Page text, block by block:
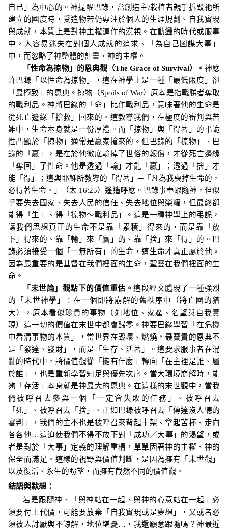
自己」為中心的。神提醒巴錄，當創造主/栽植者親手拆毀祂所
建立的國度時，受造物若仍專注於個人的生涯規劃、自我實現
與成就，本質上是對神主權運作的漠視。在動盪的時代或服事
中，人容易迷失在對個人成就的追求、「為自己圖謀大事」
中，而忽略了神整體的計畫、神的主權 。
「性命為掠物」的恩典觀（The Grace of Survival）。 神應
許巴錄「以性命為掠物」，這在神學上是一種「 最低限度 」卻
「最極致」 的恩典。 掠物（Spoils of War）原本是指戰勝者奪取
的戰利品。神將巴錄的「命」比作戰利品，意味著他的生命是
從死亡邊緣「搶救」回來的。這教導我們，在極度的審判與苦
難中，生命本身就是一份厚禮。而「掠物」與「得著」的弔詭
性凸顯於「掠物 」通常是贏家搶來的。但巴錄的「掠物」、巴
錄的「贏」，是在於他徹底輸掉了世俗的報償，才從死亡邊緣
「奪回」了性命。他是透過「輸」才能「贏」；透過「捨」才
能「得」；這與耶穌所教導的「得著」─ 「凡為我喪掉生命的，
必得著生命。」（太 16:25）遙遙呼應 。 巴錄事奉跟隨神，但似
乎要失去國家、失去人民的信任、失去地位與榮耀，但最終卻
能得「生」、得「掠物～戰利品」。這是一種神學上的弔詭，
讓我們思想真正的生命不是靠「累積」得來的，而是靠「放
下」得來的、靠「輸」來「贏」的、靠「捨」來「得」的。巴
錄必須接受一個「一無所有」的生命，這生命才真正屬於他。
因為最重要的是基督在我們裡面的生命，聖靈在我們裡面的生
命。
「末世論」 觀點下的價值重估。這段經文體現了一種強烈
的「末世神學」：在一個即將崩解的舊秩序中（將亡國的猶
大），原本看似珍貴的事物（如地位、家產、名望與自我實
現）這一切的價值在末世中都會歸零。神要巴錄學習「在危機
中看清事物的本質」，當世界在毀壞、燃燒，最寶貴的恩典不
是「發達、發財」，而是「生存、活著」。這要求服事者在混
亂的時代中，將價值觀從「擁有什麼」轉向「在主裡是誰、屬
於誰 」
，也是重新學習知足與優先次序。當大環境崩解時，能
夠「存活」本身就是神最大的恩典。在這樣的末世觀中，當我
們被呼召去參與一個「一定會失敗的任務」、被呼召去
「死」、被呼召去「捨」、正如巴錄被呼召去「傳達沒人聽的
審判」，我們的主不也是被呼召來背起十架、拿起苦杯、走向
各各他…這迫使我們不得不放下對「 成功 ／大事 」 的渴望， 或
者是對於「大事」定義的理解重構，單單因著神的主權、神的
保全而滿足。這樣的視野與價值判斷，是因為擁有「末世觀」
以及復活、永生的盼望，而擁有截然不同的價值觀。
結語與默想：
若是跟隨神、「與神站在一起、與神的心意站在一起」必
須要付上代價，可能要放棄「自我實現或是夢想」，又或者必
須被人討厭與不諒解，地位堪憂…，我還願意跟隨嗎？神最近